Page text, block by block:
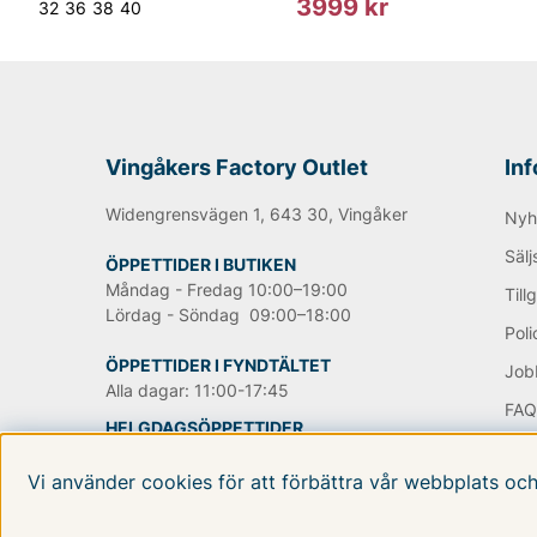
sortiment hittar du många olika varianter av just svarta
Andra populära varumärken:
Björn Borg
Oscar Jacobson
32 36 38 40 3999 kr
Vingåkers Factory Outlet
Widengrensvägen 1, 643 30, Vingåker
ÖPPETTIDER I BUTIKEN
Måndag - Fredag 10:00–19:00
Lördag - Söndag 09:00–18:00
ÖPPETTIDER I FYNDTÄLTET
Alla dagar: 11:00-17:45
HELGDAGSÖPPETTIDER
TILLGÄNGLIGHETSVERKTYG
FAQ
Vi använder cookies för att förbättra vår webbplats